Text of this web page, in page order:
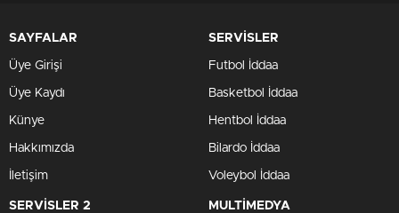
SAYFALAR
Üye Girişi
Üye Kaydı
Künye
Hakkımızda
İletişim
SERVİSLER
Futbol İddaa
Basketbol İddaa
Hentbol İddaa
Bilardo İddaa
Voleybol İddaa
SERVİSLER 2 MULTİMEDYA